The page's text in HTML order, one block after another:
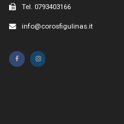
Tel. 0793403166
info@corosfigulinas.it